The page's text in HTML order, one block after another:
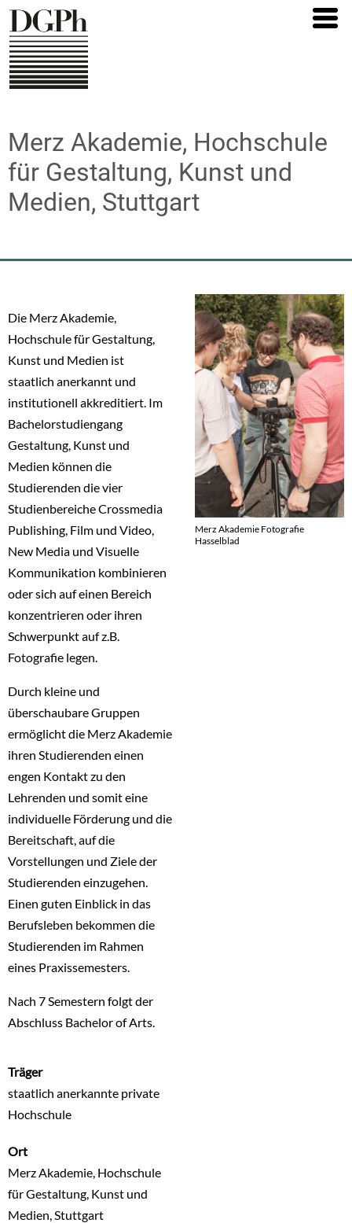
Direkt
zum
Inhalt
Merz Akademie, Hochschule
für Gestaltung, Kunst und
Medien, Stuttgart
Die Merz Akademie,
Hochschule für Gestaltung,
Kunst und Medien ist
staatlich anerkannt und
institutionell akkreditiert. Im
Bachelorstudiengang
Gestaltung, Kunst und
Medien können die
Studierenden die vier
Studienbereiche Crossmedia
Publishing, Film und Video,
New Media und Visuelle
Kommunikation kombinieren
oder sich auf einen Bereich
konzentrieren oder ihren
Schwerpunkt auf z.B.
Fotografie legen.
Durch kleine und
überschaubare Gruppen
ermöglicht die Merz Akademie
ihren Studierenden einen
engen Kontakt zu den
Lehrenden und somit eine
individuelle Förderung und die
Bereitschaft, auf die
Vorstellungen und Ziele der
Studierenden einzugehen.
Einen guten Einblick in das
Berufsleben bekommen die
Studierenden im Rahmen
eines Praxissemesters.
Nach 7 Semestern folgt der
Abschluss Bachelor of Arts.
Träger
staatlich anerkannte private
Hochschule
Ort
Merz Akademie, Hochschule
für Gestaltung, Kunst und
Medien, Stuttgart
Merz Akademie Fotografie
Hasselblad